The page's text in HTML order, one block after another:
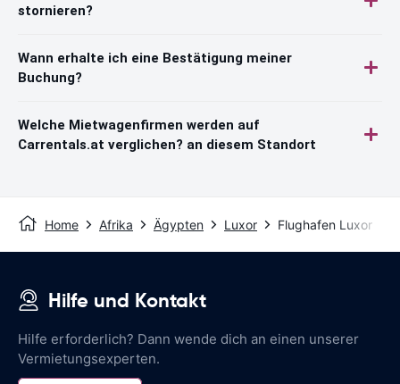
stornieren?
Wann erhalte ich eine Bestätigung meiner
Buchung?
Welche Mietwagenfirmen werden auf
Carrentals.at verglichen? an diesem Standort
Home Afrika Ägypten Luxor Flughafen Luxor
Hilfe und Kontakt
Hilfe erforderlich? Dann wende dich an einen unserer
Vermietungsexperten.